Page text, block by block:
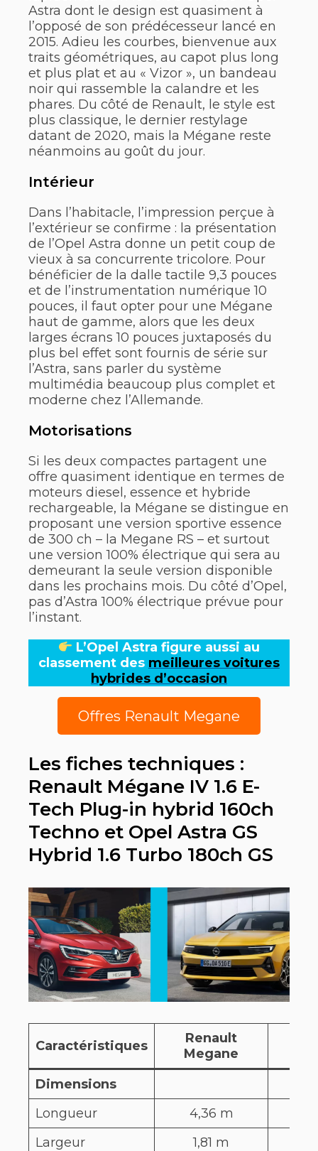
Astra dont le design est quasiment à
l’opposé de son prédécesseur lancé en
2015. Adieu les courbes, bienvenue aux
traits géométriques, au capot plus long
et plus plat et au « Vizor », un bandeau
noir qui rassemble la calandre et les
phares. Du côté de Renault, le style est
plus classique, le dernier restylage
datant de 2020, mais la Mégane reste
néanmoins au goût du jour.
Intérieur
Dans l’habitacle, l’impression perçue à
l’extérieur se confirme : la présentation
de l’Opel Astra donne un petit coup de
vieux à sa concurrente tricolore. Pour
bénéficier de la dalle tactile 9,3 pouces
et de l’instrumentation numérique 10
pouces, il faut opter pour une Mégane
haut de gamme, alors que les deux
larges écrans 10 pouces juxtaposés du
plus bel effet sont fournis de série sur
l’Astra, sans parler du système
multimédia beaucoup plus complet et
moderne chez l’Allemande.
Motorisations
Si les deux compactes partagent une
offre quasiment identique en termes de
moteurs diesel, essence et hybride
rechargeable, la Mégane se distingue en
proposant une version sportive essence
de 300 ch – la Megane RS – et surtout
une version 100% électrique qui sera au
demeurant la seule version disponible
dans les prochains mois. Du côté d’Opel,
pas d’Astra 100% électrique prévue pour
l’instant.
L’Opel Astra figure aussi au
classement des meilleures voitures
hybrides d’occasion
Offres Renault Megane
Les fiches techniques :
Renault Mégane IV 1.6 E-
Tech Plug-in hybrid 160ch
Techno et Opel Astra GS
Hybrid 1.6 Turbo 180ch GS
Caractéristiques
Renault
Megane
Dimensions
Longueur
4,36 m
Largeur
1,81 m